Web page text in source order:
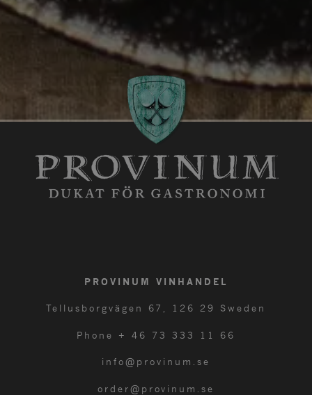
PROVINUM VINHANDEL
Tellusborgvägen 67, 126 29 Sweden
Phone + 46 73 333 11 66
info@provinum.se
order@provinum.se